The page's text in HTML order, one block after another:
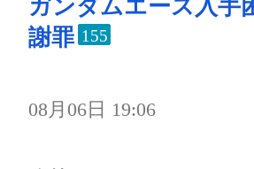
ガンダムエース入手
謝罪 155
08月06日 19:06